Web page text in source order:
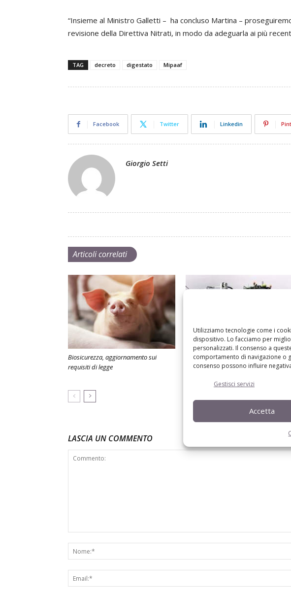
Utilizziamo tecnologie come i
dispositivo. Lo facciamo per
personalizzati. Il consenso a
comportamento di navigazione o
consenso possono influire
Gestisci servizi
Accetta
“Insieme al Ministro Galletti – ha concluso Martina –
revisione della Direttiva Nitrati, in modo da adeguarla ai più
TAG decreto digestato Mipaaf
Facebook Twitter Linkedin
Giorgio Setti
Articoli correlati
Biosicurezza, aggiornamento sui
requisiti di legge
Filiera del biometano, aspetti tecnici e
operativi
LASCIA UN COMMENTO